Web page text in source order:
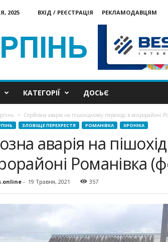
2025 ВХІД / РЕЄСТРАЦІЯ
РЕКЛАМОДАВЦЯМ
КАТЕГОРІЇ ДОСЬЄ
Серйозна аварія на пішохідному переході в мікрорайоні
ЗЛОВІЩЕ ПЕРЕХРЕСТЯ РОМАНІВКА ХРОНІКА
аварія на
Романівка
- 19 Травня, 2021 357